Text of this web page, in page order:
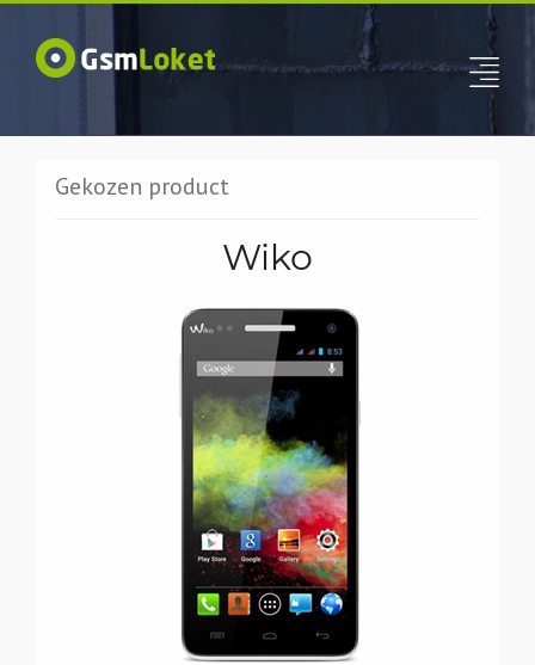
Gekozen product
Wiko